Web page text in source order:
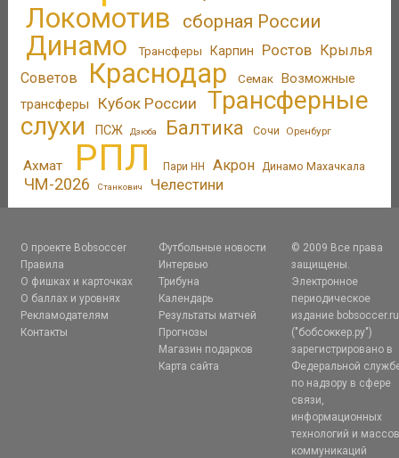
Локомотив сборная России
Динамо Трансферы Карпин Ростов
Крылья
Советов
Краснодар Семак Возможные
трансферы
Кубок России
Трансферные
слухи
ПСЖ Дзюба Балтика Сочи Оренбург
Ахмат РПЛ Пари НН Акрон Динамо Махачкала
ЧМ-2026 Станкович Челестини
О проекте Bobsoccer
Правила
О фишках и карточках
О баллах и уровнях
Рекламодателям
Контакты
Футбольные новости
Интервью
Трибуна
Календарь
Результаты матчей
Прогнозы
Магазин подарков
Карта сайта
© 2009 Все права
защищены.
Электронное
периодическое
издание bobsoccer.ru
("бобсоккер.ру")
зарегистрировано в
Федеральной
по надзору в сфере
связи,
информационных
технологий и
коммуникаций